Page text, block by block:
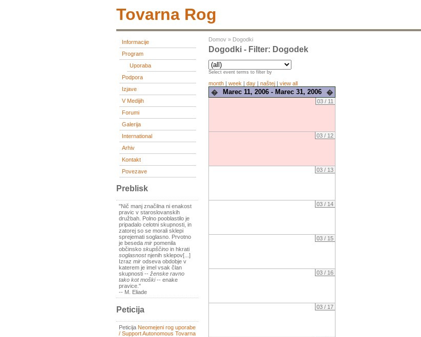
Tovarna Rog
Informacije
Program
Uporaba
Podpora
Izjave
V Medijih
Forumi
Galerija
International
Arhiv
Kontakt
Povezave
Preblisk
"Nič manj značilna ni enakost
pravic v staroslovanskih
družbah. Polno pooblastilo je
pripadalo celotni skupnosti, in
zatorej so se morali sklepi
sprejemati soglasno. Prvotno
je beseda mir pomenila
občinsko skupščino in hkrati
soglasnostnjenih sklepov[...]
Izraz mir odseva obdobje v
katerem je imel vsak član
skupnosti -- ženske ravno
tako kot moški-- enake
pravice."
-- M. Eliade
Peticija
Peticija Neomejeni rog uporabe
/ Support Autonomous Tovarna
Domov » Dogodki
Dogodki - Filter: Dogodek
Select event terms to filter by
month | week | day | naštej | view all
� Marec 11, 2006 - Marec 31, 2006 �
03 / 11
03 / 12
03 / 13
03 / 14
03 / 15
03 / 16
03 / 17